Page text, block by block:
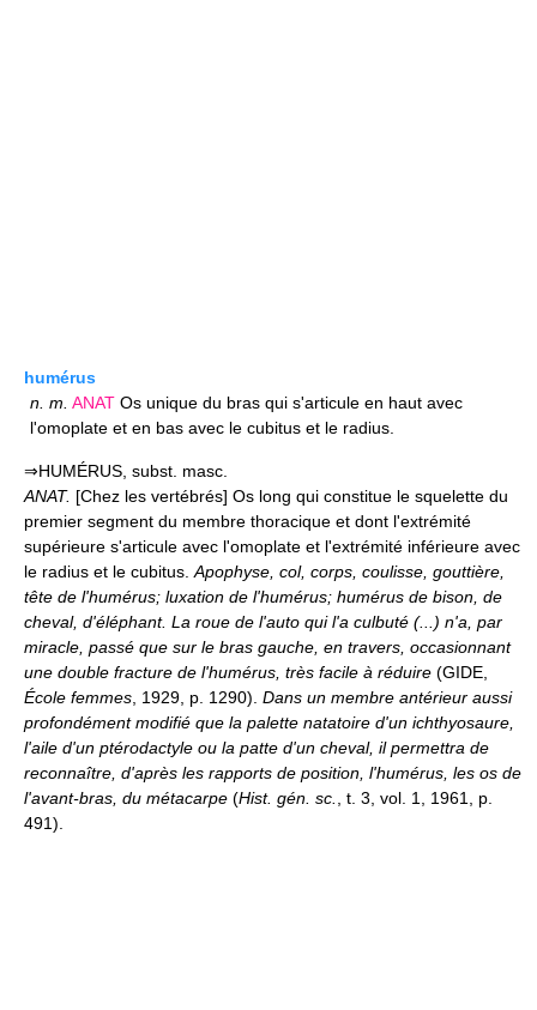
humérus
n. m. ANAT Os unique du bras qui s'articule en haut avec
l'omoplate et en bas avec le cubitus et le radius.
⇒HUMÉRUS, subst. masc.
ANAT. [Chez les vertébrés] Os long qui constitue le squelette du
premier segment du membre thoracique et dont l'extrémité
supérieure s'articule avec l'omoplate et l'extrémité inférieure avec
le radius et le cubitus. Apophyse, col, corps, coulisse, gouttière,
tête de l'humérus; luxation de l'humérus; humérus de bison, de
cheval, d'éléphant. La roue de l'auto qui l'a culbuté (...) n'a, par
miracle, passé que sur le bras gauche, en travers, occasionnant
une double fracture de l'humérus, très facile à réduire (GIDE,
École femmes , 1929, p. 1290). Dans un membre antérieur aussi
profondément modifié que la palette natatoire d'un ichthyosaure,
l'aile d'un ptérodactyle ou la patte d'un cheval, il permettra de
reconnaître, d'après les rapports de position, l'humérus, les os de
l'avant-bras, du métacarpe (Hist. gén. sc.
, t. 3, vol. 1, 1961, p.
491).